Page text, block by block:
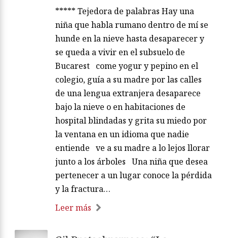
***** Tejedora de palabras Hay una
niña que habla rumano dentro de mí se
hunde en la nieve hasta desaparecer y
se queda a vivir en el subsuelo de
Bucarest come yogur y pepino en el
colegio, guía a su madre por las calles
de una lengua extranjera desaparece
bajo la nieve o en habitaciones de
hospital blindadas y grita su miedo por
la ventana en un idioma que nadie
entiende ve a su madre a lo lejos llorar
junto a los árboles Una niña que desea
pertenecer a un lugar conoce la pérdida
y la fractura…
Leer más